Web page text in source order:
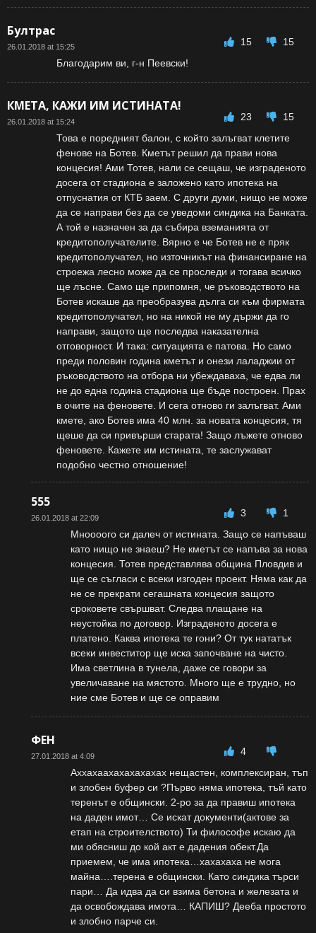
Бултрас
26.01.2018 at 15:25 15
15
Благодарим ви, г-н Пеевски!
КМЕТА, КАЖИ ИМ ИСТИНАТА!
26.01.2018 at 15:24 23
15
Това е поредният балон, с който залъгват клетите
фенове на Ботев. Кметът решил да прави нова
концесия! Ами Тотев, нали се сещаш, че изграденото
досега от стадиона е заложено като ипотека на
отпуснатия от КТБ заем. С други думи, нищо не може
да се направи без да се уведоми синдика на Банката.
А той е назначен за да събира вземанията от
кредитополучателите. Вярно е че Ботев не е пряк
кредитополучател, но източникът на финансиране на
строежа лесно може да се проследи и тогава всичко
ще лъсне. Само ще припомня, че ръководството на
Ботев искаше да преобразува дълга си към фирмата
кредитополучател, но на никой не му държи да го
направи, защото ще последва наказателна
отговорност. И така: ситуацията е патова. Но само
преди половин година кметът и онези лаладжии от
ръководството на отбора ни убеждаваха, че едва ли
не до една година стадиона ще бъде построен. Прах
в очите на феновете. И сега отново ги залъгват. Ами
кмете, ако Ботев има 40 млн. за новата концесия, тя
щеше да си привърши старата! Защо лъжете отново
феновете. Кажете им истината, те заслужават
подобно честно отношение!
555
26.01.2018 at 22:09 3
1
Мноооого си далеч от истината. Защо се напъваш
като нищо не знаеш? Не кметът се напъва за нова
концесия. Тотев представлява община Пловдив и
ще се съгласи с всеки изгоден проект. Няма как да
не се прекрати сегашната концесия защото
сроковете свършват. Следва плащане на
неустойка по договор. Изграденото досега е
платено. Каква ипотека те гони? От тук нататък
всеки инвеститор ще иска започване на чисто.
Има светлина в тунела, даже се говори за
увеличаване на мястото. Много ще е трудно, но
ние сме Ботев и ще се оправим
ФЕН
27.01.2018 at 4:09
4
Аххахаахахахахахах нещастен, комплексиран, тъп
и злобен буфер си ?Първо няма ипотека, тъй като
теренът е общински. 2-ро за да правиш ипотека
на даден имот… Се искат документи(актове за
етап на строителството) Ти философе искаю да
ми обясниш до кой акт е дадения обект.Да
приемем, че има ипотека…хахахаха не мога
майна….терена е общински. Като синдика търси
пари… Да идва да си взима бетона и железата и
да освобождава имота… КАПИШ? Дееба простото
и злобно парче си.